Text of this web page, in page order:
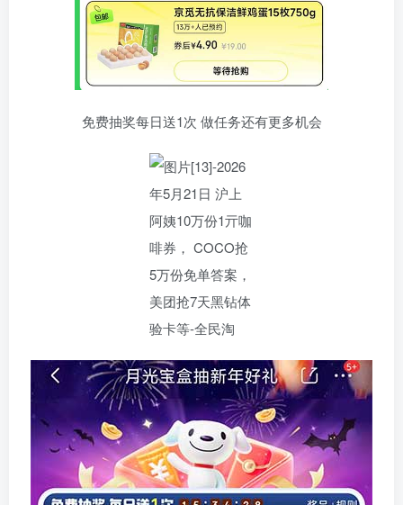
免费抽奖每日送1次 做任务还有更多机会